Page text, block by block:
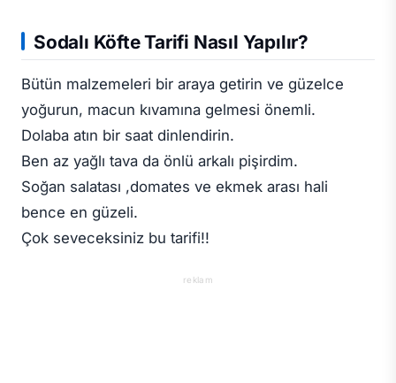
Sodalı Köfte Tarifi Nasıl Yapılır?
Bütün malzemeleri bir araya getirin ve güzelce
yoğurun, macun kıvamına gelmesi önemli.
Dolaba atın bir saat dinlendirin.
Ben az yağlı tava da önlü arkalı pişirdim.
Soğan salatası ,domates ve ekmek arası hali
bence en güzeli.
Çok seveceksiniz bu tarifi!!
reklam